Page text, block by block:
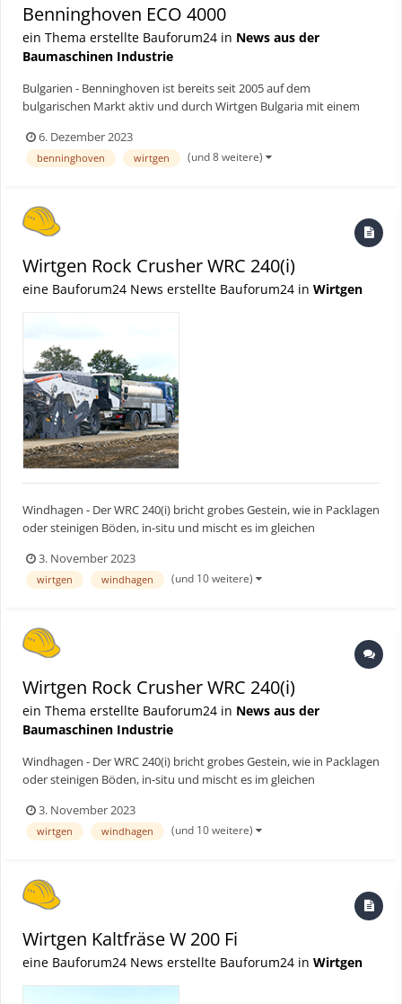
Benninghoven ECO 4000
ein Thema erstellte Bauforum24 in News aus der
Baumaschinen Industrie
Bulgarien - Benninghoven ist bereits seit 2005 auf dem
bulgarischen Markt aktiv und durch Wirtgen Bulgaria mit einem
Asphaltmischanlagen landesweit im Einsatz, dazu kommen
Polymer- und Emulsion-Anlagen. Bauforum24 Artikel (22...
6. Dezember 2023
benninghoven wirtgen (und 8 weitere)
Wirtgen Rock Crusher WRC 240(i)
eine Bauforum24 News erstellte Bauforum24 in Wirtgen
Windhagen - Der WRC 240(i) bricht grobes Gestein, wie in Packlagen
oder steinigen Böden, in-situ und mischt es im gleichen
einer Arbeitstiefe von bis zu 510 mm kann eine Leistung von bis zu
600 Tonnen pro Stunde erzielt werden. Die Markte...
3. November 2023
wirtgen windhagen (und 10 weitere)
Wirtgen Rock Crusher WRC 240(i)
ein Thema erstellte Bauforum24 in News aus der
Baumaschinen Industrie
Windhagen - Der WRC 240(i) bricht grobes Gestein, wie in Packlagen
oder steinigen Böden, in-situ und mischt es im gleichen
einer Arbeitstiefe von bis zu 510 mm kann eine Leistung von bis zu
600 Tonnen pro Stunde erzielt werden. Die Markte...
3. November 2023
wirtgen windhagen (und 10 weitere)
Wirtgen Kaltfräse W 200 Fi
eine Bauforum24 News erstellte Bauforum24 in Wirtgen